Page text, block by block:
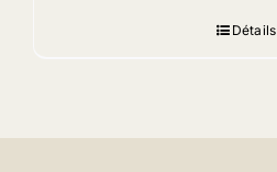
Détails